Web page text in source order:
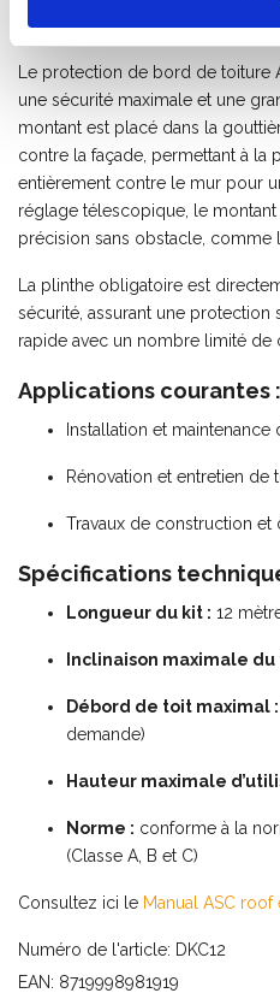
inclinées
Le protection de bord de toiture
une sécurité maximale et une
montant est placé dans la
contre la façade, permettant à la
entièrement contre le mur pour
réglage télescopique, le
précision sans obstacle, comme
La plinthe obligatoire est
sécurité, assurant une
rapide avec un nombre limité de
Applications courantes :
Installation et
Rénovation et entretien de
Travaux de construction et
Spécifications
Longueur du kit : 12
Inclinaison maximale du
Débord de toit maximal :
demande)
Hauteur maximale
Norme : conforme à la
(Classe A, B et C)
Consultez ici le Manual ASC
Numéro de l'article: DKC12
EAN: 8719998981919